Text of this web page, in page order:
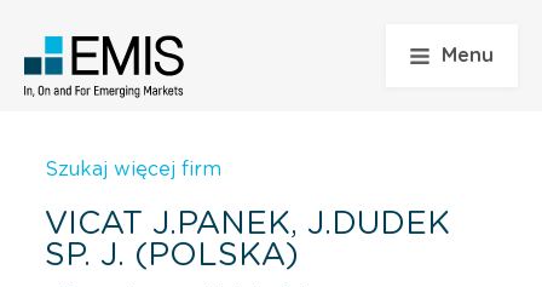
Menu
Szukaj więcej firm
VICAT J.PANEK, J.DUDEK
SP. J. (POLSKA)